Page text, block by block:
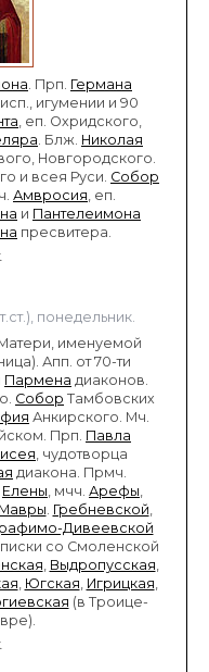
. Прп. Германа
исп., игумении и 90
, еп. Охридского,
. Блж. Николая
Новгородского.
и всея Руси. Собор
Амвросия , еп.
и Пантелеимона
пресвитера.
понедельник.
именуемой
Апп. от 70-ти
Пармена диаконов.
Собор Тамбовских
Анкирского. Мч.
Прп. Павла
, чудотворца
диакона. Прмч.
Елены , мчч. Арефы
Мавры Гребневской
Дивеевской
со Смоленской
Выдропусская
Югская Игрицкая
(в Троице-